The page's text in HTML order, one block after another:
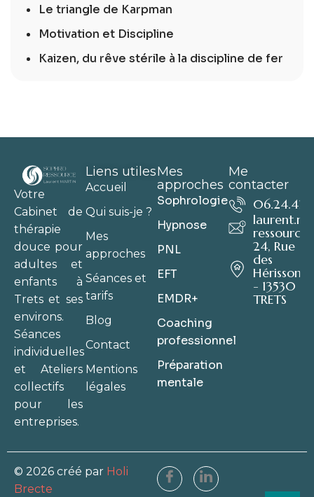
Le triangle de Karpman
Motivation et Discipline
Kaizen, du rêve stérile à la discipline de fer
Votre
Cabinet de
thérapie
douce pour
adultes et
enfants à
Trets et ses
environs.
Séances
individuelles
et Ateliers
collectifs
pour les
entreprises.
Liens utiles
Accueil
Qui suis-je ?
Mes
approches
Séances et
tarifs
Blog
Contact
Mentions
légales
Mes
approches
Sophrologie
Hypnose
PNL
EFT
EMDR+
Coaching
professionnel
Préparation
mentale
Me
contacter
24, Rue
des
Hérissons
- 13530
TRETS
© 2026 créé par Holi
Brecte